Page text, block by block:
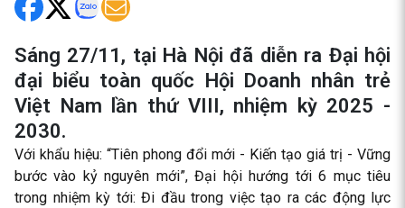
Sáng 27/11, tại Hà Nội đã diễn ra Đại hội
đại biểu toàn quốc Hội Doanh nhân trẻ
Việt Nam lần thứ VIII, nhiệm kỳ 2025 -
2030.
Với khẩu hiệu: “Tiên phong đổi mới - Kiến tạo giá trị - Vững
bước vào kỷ nguyên mới”, Đại hội hướng tới 6 mục tiêu
trong nhiệm kỳ tới: Đi đầu trong việc tạo ra các động lực